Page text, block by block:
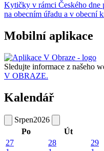
Kytičky v rámci Českého dne
na obecním úřadu a v obecní
Mobilní aplikace
Sledujte informace z našeho
V OBRAZE.
Kalendář
Srpen2026
Po
Út
27
28
29